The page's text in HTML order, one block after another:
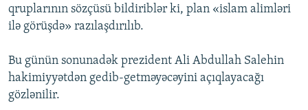
MULTIMEDIA
FOTOQALEREYA
İNFOQRAFIKA
OXU ZALI
AZƏRBAYCAN ƏDƏBIYYATI KITABXANASI
HAQQIMIZDA
MISSIYAMIZ
qruplarının sözçüsü bildiriblər ki, plan «islam alimləri
ilə görüşdə» razılaşdırılıb.
Bu günün sonunadək prezident Ali Abdullah Salehin
hakimiyyətdən gedib-getməyəcəyini açıqlayacağı
gözlənilir.